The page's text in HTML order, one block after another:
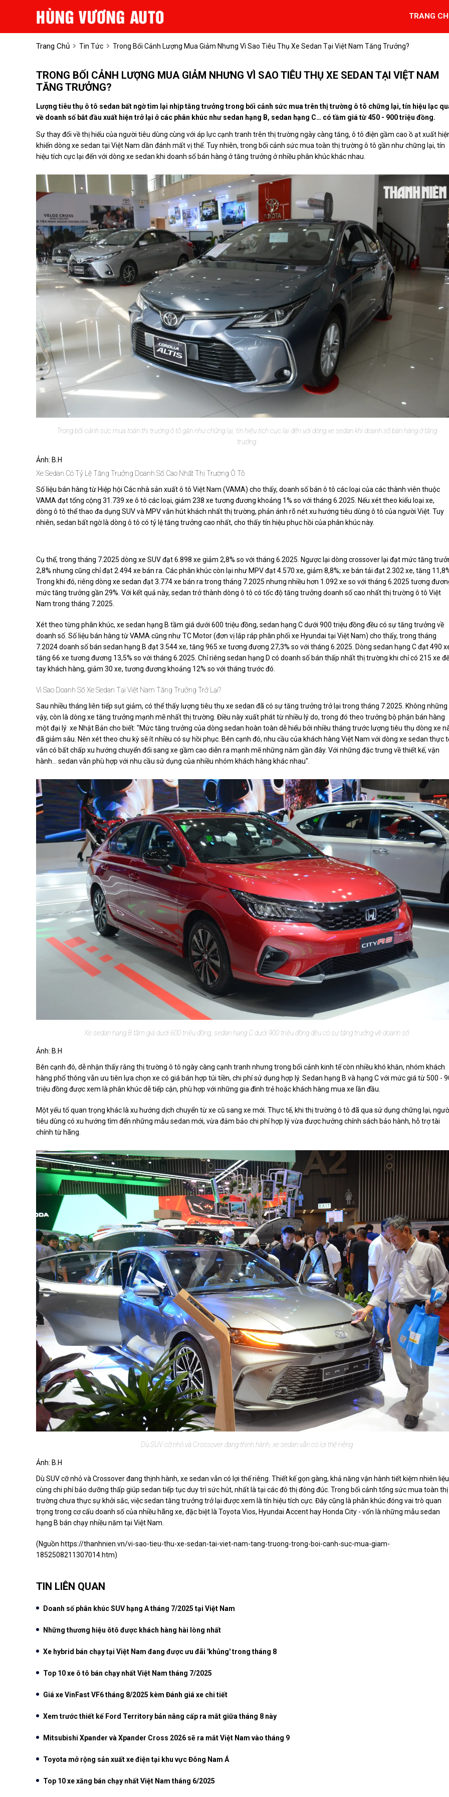
TRANG
Trang Chủ Tin Tức Trong Bối Cảnh Lượng Mua Giảm Nhưng Vì Sao Tiêu Thụ Xe Sedan Tại Việt Nam Tăng Trưởng?
TRONG BỐI CẢNH LƯỢNG MUA GIẢM NHƯNG VÌ SAO TIÊU THỤ XE SEDAN TẠI VIỆT NAM
TĂNG TRƯỞNG?
Lượng tiêu thụ ô tô sedan bất ngờ tìm lại nhịp tăng trưởng trong bối cảnh sức mua trên thị trường ô tô chững lại, tín hiệu lạc
về doanh số bắt đầu xuất hiện trở lại ở các phân khúc như sedan hạng B, sedan hạng C… có tầm giá từ 450 - 900 triệu đồng.
Sự thay đổi về thị hiếu của người tiêu dùng cùng với áp lực cạnh tranh trên thị trường ngày càng tăng, ô tô điện gầm cao ồ ạt xuất
khiến dòng xe sedan tại Việt Nam dần đánh mất vị thế. Tuy nhiên, trong bối cảnh sức mua toàn thị trường ô tô gần như chững lại, tín
hiệu tích cực lại đến với dòng xe sedan khi doanh số bán hàng ở tăng trưởng ở nhiều phân khúc khác nhau.
Trong bối cảnh sức mua toàn thị trường ô tô gần như chững lại, tín hiệu tích cực lại đến với dòng xe sedan khi doanh số bán hàng ở tăng
trưởng
Ảnh: B.H
Xe Sedan Có Tỷ Lệ Tăng Trưởng Doanh Số Cao Nhất Thị Trường Ô Tô
Số liệu bán hàng từ Hiệp hội Các nhà sản xuất ô tô Việt Nam (VAMA) cho thấy, doanh số bán ô tô các loại của các thành viên thuộc
VAMA đạt tổng cộng 31.739 xe ô tô các loại, giảm 238 xe tương đương khoảng 1% so với tháng 6.2025. Nếu xét theo kiểu loại xe,
dòng ô tô thể thao đa dụng SUV và MPV vẫn hút khách nhất thị trường, phản ánh rõ nét xu hướng tiêu dùng ô tô của người Việt. Tuy
nhiên, sedan bất ngờ là dòng ô tô có tỷ lệ tăng trưởng cao nhất, cho thấy tín hiệu phục hồi của phân khúc này.
Cụ thể, trong tháng 7.2025 dòng xe SUV đạt 6.898 xe giảm 2,8% so với tháng 6.2025. Ngược lại dòng crossover lại đạt mức tăng
2,8% nhưng cũng chỉ đạt 2.494 xe bán ra. Các phân khúc còn lại như MPV đạt 4.570 xe, giảm 8,8%; xe bán tải đạt 2.302 xe, tăng
Trong khi đó, riêng dòng xe sedan đạt 3.774 xe bán ra trong tháng 7.2025 nhưng nhiều hơn 1.092 xe so với tháng 6.2025 tương
mức tăng trưởng gần 29%. Với kết quả này, sedan trở thành dòng ô tô có tốc độ tăng trưởng doanh số cao nhất thị trường ô tô Việt
Nam trong tháng 7.2025.
Xét theo từng phân khúc, xe sedan hạng B tầm giá dưới 600 triệu đồng, sedan hạng C dưới 900 triệu đồng đều có sự tăng trưởng về
doanh số. Số liệu bán hàng từ VAMA cũng như TC Motor (đơn vị lắp ráp phân phối xe Hyundai tại Việt Nam) cho thấy, trong tháng
7.2024 doanh số bán sedan hạng B đạt 3.544 xe, tăng 965 xe tương đương 27,3% so với tháng 6.2025. Dòng sedan hạng C đạt 490
tăng 66 xe tương đương 13,5% so với tháng 6.2025. Chỉ riêng sedan hạng D có doanh số bán thấp nhất thị trường khi chỉ có 215 xe
tay khách hàng, giảm 30 xe, tương đương khoảng 12% so với tháng trước đó.
Vì Sao Doanh Số Xe Sedan Tại Việt Nam Tăng Trưởng Trở Lại?
Sau nhiều tháng liên tiếp sụt giảm, có thể thấy lượng tiêu thụ xe sedan đã có sự tăng trưởng trở lại trong tháng 7.2025. Không những
vậy, còn là dòng xe tăng trưởng mạnh mẽ nhất thị trường. Điều này xuất phát từ nhiều lý do, trong đó theo trưởng bộ phận bán hàng
một đại lý xe Nhật Bản cho biết: "Mức tăng trưởng của dòng sedan hoàn toàn dễ hiểu bởi nhiều tháng trước lượng tiêu thụ dòng xe
đã giảm sâu. Nên xét theo chu kỳ sẽ ít nhiều có sự hồi phục. Bên cạnh đó, nhu cầu của khách hàng Việt Nam với dòng xe sedan thực
vẫn có bất chấp xu hướng chuyển đổi sang xe gầm cao diễn ra mạnh mẽ những năm gần đây. Với những đặc trưng về thiết kế, vận
hành… sedan vẫn phù hợp với nhu cầu sử dụng của nhiều nhóm khách hàng khác nhau".
Xe sedan hạng B tầm giá dưới 600 triệu đồng, sedan hạng C dưới 900 triệu đồng đều có sự tăng trưởng về doanh số
Ảnh: B.H
Bên cạnh đó, dễ nhận thấy rằng thị trường ô tô ngày càng cạnh tranh nhưng trong bối cảnh kinh tế còn nhiều khó khăn, nhóm khách
hàng phổ thông vẫn ưu tiên lựa chọn xe có giá bán hợp túi tiền, chi phí sử dụng hợp lý. Sedan hạng B và hạng C với mức giá từ 500 -
triệu đồng được xem là phân khúc dễ tiếp cận, phù hợp với những gia đình trẻ hoặc khách hàng mua xe lần đầu.
Một yếu tố quan trọng khác là xu hướng dịch chuyển từ xe cũ sang xe mới. Thực tế, khi thị trường ô tô đã qua sử dụng chững lại,
tiêu dùng có xu hướng tìm đến những mẫu sedan mới, vừa đảm bảo chi phí hợp lý vừa được hưởng chính sách bảo hành, hỗ trợ tài
chính từ hãng.
Dù SUV cỡ nhỏ và Crossover đang thịnh hành, xe sedan vẫn có lợi thế riêng
Ảnh: B.H
Dù SUV cỡ nhỏ và Crossover đang thịnh hành, xe sedan vẫn có lợi thế riêng. Thiết kế gọn gàng, khả năng vận hành tiết kiệm nhiên liệu
cùng chi phí bảo dưỡng thấp giúp sedan tiếp tục duy trì sức hút, nhất là tại các đô thị đông đúc. Trong bối cảnh tổng sức mua toàn thị
trường chưa thực sự khởi sắc, việc sedan tăng trưởng trở lại được xem là tín hiệu tích cực. Đây cũng là phân khúc đóng vai trò quan
trọng trong cơ cấu doanh số của nhiều hãng xe, đặc biệt là Toyota Vios, Hyundai Accent hay Honda City - vốn là những mẫu sedan
hạng B bán chạy nhiều năm tại Việt Nam.
(Nguồn https://thanhnien.vn/vi-sao-tieu-thu-xe-sedan-tai-viet-nam-tang-truong-trong-boi-canh-suc-mua-giam-
1852508211307014.htm)
TIN LIÊN QUAN
Doanh số phân khúc SUV hạng A tháng 7/2025 tại Việt Nam
Những thương hiệu ôtô được khách hàng hài lòng nhất
Xe hybrid bán chạy tại Việt Nam đang được ưu đãi 'khủng' trong tháng 8
Top 10 xe ô tô bán chạy nhất Việt Nam tháng 7/2025
Giá xe VinFast VF6 tháng 8/2025 kèm Đánh giá xe chi tiết
Xem trước thiết kế Ford Territory bản nâng cấp ra mắt giữa tháng 8 này
Mitsubishi Xpander và Xpander Cross 2026 sẽ ra mắt Việt Nam vào tháng 9
Toyota mở rộng sản xuất xe điện tại khu vực Đông Nam Á
Top 10 xe xăng bán chạy nhất Việt Nam tháng 6/2025